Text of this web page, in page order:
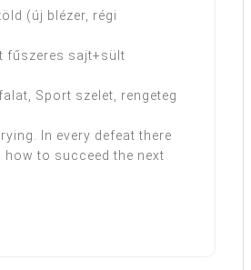
(új blézer, régi
fűszeres sajt+sült
Sport szelet, rengeteg
In every defeat there
how to succeed the next